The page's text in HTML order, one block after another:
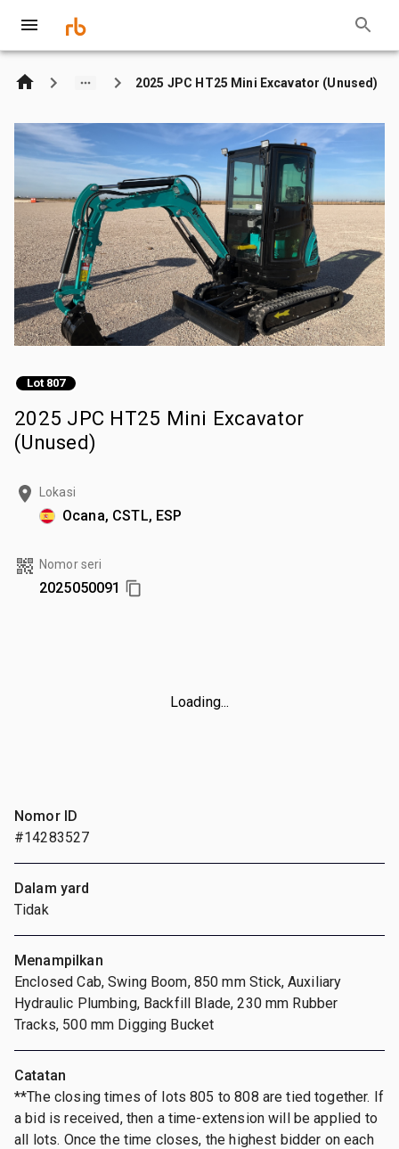
2025 JPC HT25 Mini Excavator (Unused)
Lot 807
2025 JPC HT25 Mini Excavator
(Unused)
Lokasi
Ocana, CSTL, ESP
Nomor seri
2025050091
Loading...
Nomor ID
#14283527
Dalam yard
Tidak
Menampilkan
Enclosed Cab, Swing Boom, 850 mm Stick, Auxiliary
Hydraulic Plumbing, Backfill Blade, 230 mm Rubber
Tracks, 500 mm Digging Bucket
Catatan
**The closing times of lots 805 to 808 are tied together. If
a bid is received, then a time-extension will be applied to
all lots. Once the time closes, the highest bidder on each